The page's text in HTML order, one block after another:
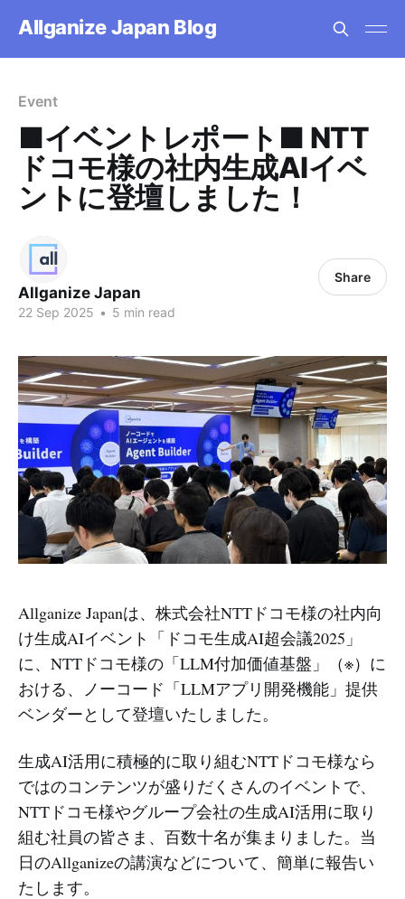
Allganize Japan Blog
Event
■イベントレポート■ NTT
ドコモ様の社内生成AIイベ
ントに登壇しました！
Allganize Japan
22 Sep 2025 • 5 min read
Share
Allganize Japanは、株式会社NTTドコモ様の社内向
け生成AIイベント「ドコモ生成AI超会議2025」
に、NTTドコモ様の「LLM付加価値基盤」（※）に
おける、ノーコード「LLMアプリ開発機能」提供
ベンダーとして登壇いたしました。
生成AI活用に積極的に取り組むNTTドコモ様なら
ではのコンテンツが盛りだくさんのイベントで、
NTTドコモ様やグループ会社の生成AI活用に取り
組む社員の皆さま、百数十名が集まりました。当
日のAllganizeの講演などについて、簡単に報告い
たします。